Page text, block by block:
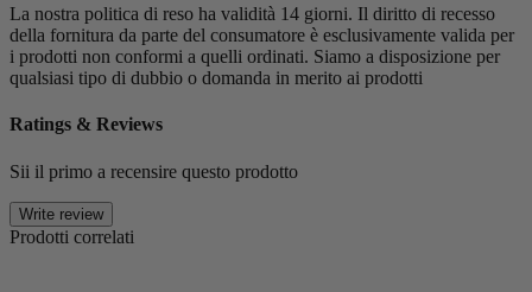
La nostra politica di reso ha validità 14 giorni. Il diritto di recesso
della fornitura da parte del consumatore è esclusivamente valida per
i prodotti non conformi a quelli ordinati. Siamo a disposizione per
qualsiasi tipo di dubbio o domanda in merito ai prodotti
Ratings & Reviews
Sii il primo a recensire questo prodotto
Write review
Prodotti correlati